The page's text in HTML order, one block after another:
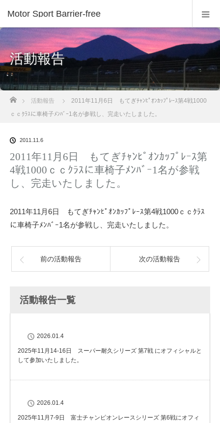
Motor Sport Barrier-free
活動報告
ホーム
活動報告
2011年11月6日 もてぎﾁｬﾝﾋﾟｵﾝｶｯﾌﾟﾚｰｽ第4戦1000
ｃｃｸﾗｽに車椅子ﾒﾝﾊﾞｰ1名が参戦し、完走いたしました。
2011.11.6
2011年11月6日 もてぎﾁｬﾝﾋﾟｵﾝｶｯﾌﾟﾚｰｽ第
4戦1000ｃｃｸﾗｽに車椅子ﾒﾝﾊﾞｰ1名が参戦
し、完走いたしました。
2011年11月6日 もてぎﾁｬﾝﾋﾟｵﾝｶｯﾌﾟﾚｰｽ第4戦1000ｃｃｸﾗｽ
に車椅子ﾒﾝﾊﾞｰ1名が参戦し、完走いたしました。
前の活動報告 次の活動報告
活動報告一覧
2026.01.4
2025年11月14-16日 スーパー耐久シリーズ 第7戦 にオフィシャルと
して参加いたしました。
2026.01.4
2025年11月7-9日 富士チャンピオンレースシリーズ 第6戦にオフィ